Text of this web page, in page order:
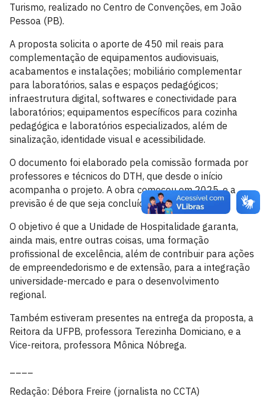
Turismo, realizado no Centro de Convenções, em João
Pessoa (PB).
A proposta solicita o aporte de 450 mil reais para
complementação de equipamentos audiovisuais,
acabamentos e instalações; mobiliário complementar
para laboratórios, salas e espaços pedagógicos;
infraestrutura digital, softwares e conectividade para
laboratórios; equipamentos específicos para cozinha
pedagógica e laboratórios especializados, além de
sinalização, identidade visual e acessibilidade.
O documento foi elaborado pela comissão formada por
professores e técnicos do DTH, que desde o início
acompanha o projeto. A obra começou em 2025, e a
previsão é de que seja concluída em 2027.
O objetivo é que a Unidade de Hospitalidade garanta,
ainda mais, entre outras coisas, uma formação
profissional de excelência, além de contribuir para ações
de empreendedorismo e de extensão, para a integração
universidade-mercado e para o desenvolvimento
regional.
Também estiveram presentes na entrega da proposta, a
Reitora da UFPB, professora Terezinha Domiciano, e a
Vice-reitora, professora Mônica Nóbrega.
Redação: Débora Freire (jornalista no CCTA)